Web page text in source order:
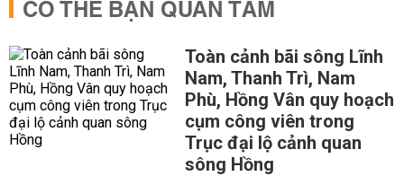
CÓ THỂ BẠN QUAN TÂM
Toàn cảnh bãi sông Lĩnh
Nam, Thanh Trì, Nam
Phù, Hồng Vân quy hoạch
cụm công viên trong
Trục đại lộ cảnh quan
sông Hồng